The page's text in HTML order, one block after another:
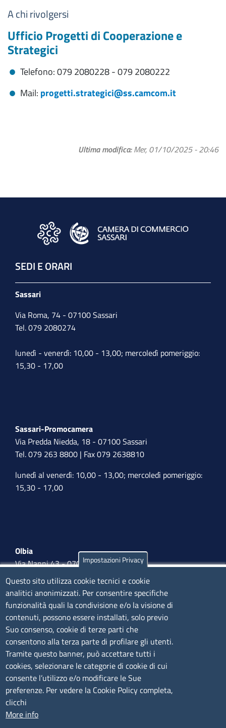
A chi rivolgersi
Ufficio Progetti di Cooperazione e
Strategici
Telefono: 079 2080228 - 079 2080222
Mail: progetti.strategici@ss.camcom.it
Ultima modifica Mer, 01/10/2025 - 20:46
SEDI E ORARI
Sassari
Via Roma, 74 - 07100 Sassari
Tel. 079 2080274
lunedì - venerdì: 10,00 - 13,00; mercoledì pomeriggio:
15,30 - 17,00
Sassari-Promocamera
Via Predda Niedda, 18 - 07100 Sassari
Tel. 079 263 8800 | Fax 079 2638810
lunedì al venerdì: 10,00 - 13,00; mercoledì pomeriggio:
15,30 - 17,00
Olbia
Via Nanni 43 - 07026 Olbia
Tel. 0789 66122 | 0789 69580
mail: ufficio.olbia@ss.camcom.it
lunedì al venerdì: 9,00 - 12,00; lunedì pomeriggio: 16,00
- 17,00
CONTATTI
Camera di Commercio, Industria, Artigianato e
Agricoltura di Sassari
PEC
P.IVA01047570906
Impostazioni Privacy
Questo sito utilizza cookie tecnici e cookie
analitici anonimizzati. Per consentire specifiche
funzionalità quali la condivisione e/o la visione di
contenuti, possono essere installati, solo previo
Suo consenso, cookie di terze parti che
consentono alla terza parte di profilare gli utenti.
Tramite questo banner, può accettare tutti i
cookies, selezionare le categorie di cookie di cui
consente l’utilizzo e/o modificare le Sue
preferenze. Per vedere la Cookie Policy completa,
clicchi
More info